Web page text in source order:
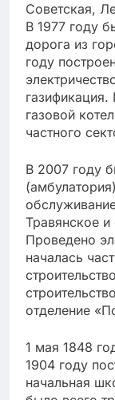
Советская,
В 1977 году
дорога из
году
газификация.
газовой
частного
В 2007 году
Травянское
Проведено
началась
отделение
1 мая 1848
1904 году
начальная